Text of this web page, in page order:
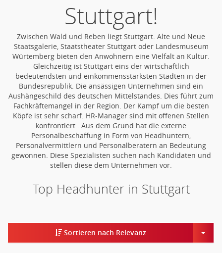
Stuttgart!
Zwischen Wald und Reben liegt Stuttgart. Alte und Neue
Staatsgalerie, Staatstheater Stuttgart oder Landesmuseum
Würtemberg bieten den Anwohnern eine Vielfalt an Kultur.
Gleichzeitig ist Stuttgart eins der wirtschaftlich
bedeutendsten und einkommensstärksten Städten in der
Bundesrepublik. Die ansässigen Unternehmen sind ein
Aushängeschild des deutschen Mittelstandes. Dies führt zum
Fachkräftemangel in der Region. Der Kampf um die besten
Köpfe ist sehr scharf. HR-Manager sind mit offenen Stellen
konfrontiert . Aus dem Grund hat die externe
Personalbeschaffung in Form von Headhuntern,
Personalvermittlern und Personalberatern an Bedeutung
gewonnen. Diese Spezialisten suchen nach Kandidaten und
stellen diese dem Unternehmen vor.
Top Headhunter in Stuttgart
Sortieren nach Relevanz